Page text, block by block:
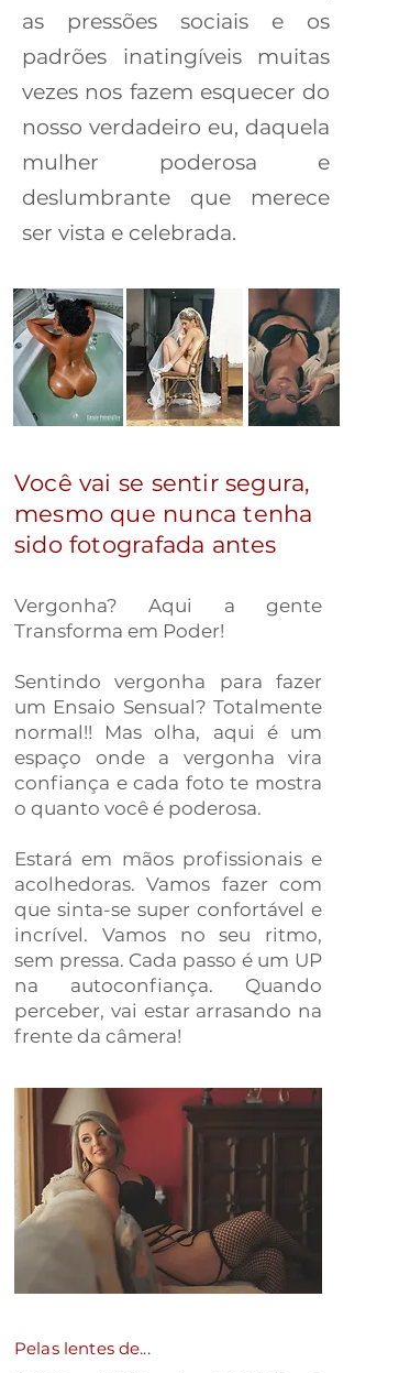
as pressões sociais e os
padrões inatingíveis muitas
vezes nos fazem esquecer do
nosso verdadeiro eu, daquela
mulher poderosa e
deslumbrante que merece
ser vista e celebrada.
Você vai se sentir segura,
mesmo que nunca tenha
sido fotografada antes
Vergonha? Aqui a gente
Transforma em Poder!
Sentindo vergonha para fazer
um Ensaio Sensual? Totalmente
normal!! Mas olha, aqui é um
espaço onde a vergonha vira
confiança e cada foto te mostra
o quanto você é poderosa.
Estará em mãos profissionais e
acolhedoras. Vamos fazer com
que sinta-se super confortável e
incrível. Vamos no seu ritmo,
sem pressa. Cada passo é um UP
na autoconfiança. Quando
perceber, vai estar arrasando na
frente da câmera!
Pelas lentes de...